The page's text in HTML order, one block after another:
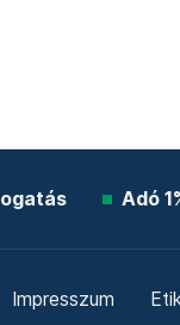
Adó
Impresszum